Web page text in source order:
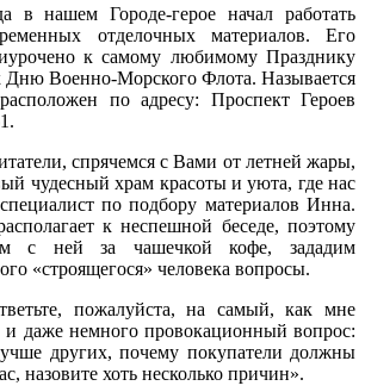
в нашем Городе-герое начал работать
отделочных материалов. Его
к самому любимому Празднику
Дню Военно-Морского Флота. Называется
по адресу: Проспект Героев
спрячемся с Вами от летней жары,
чудесный храм красоты и уюта, где нас
по подбору материалов Инна.
к неспешной беседе, поэтому
с ней за чашечкой кофе, зададим
«строящегося» человека вопросы.
пожалуйста, на самый, как мне
и даже немного провокационный вопрос:
других, почему покупатели должны
назовите хоть несколько причин».